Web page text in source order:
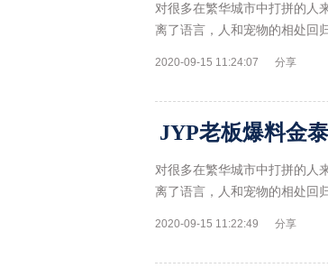
对很多在繁华城市中打拼的人
离了语言，人和宠物的相处回
2020-09-15 11:24:07 分享
JYP老板爆料金
对很多在繁华城市中打拼的人
离了语言，人和宠物的相处回
2020-09-15 11:22:49 分享